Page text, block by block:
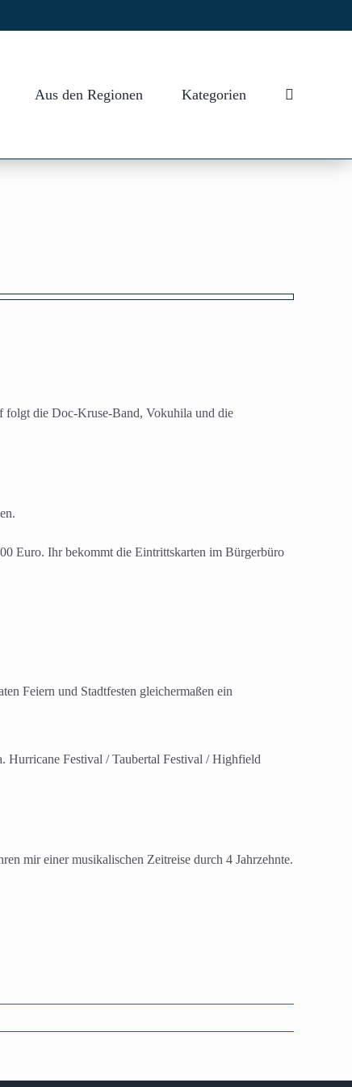
Aus den Regionen Kategorien
folgt die Doc-Kruse-Band, Vokuhila und die
Euro. Ihr bekommt die Eintrittskarten im Bürgerbüro
Feiern und Stadtfesten gleichermaßen ein
Hurricane Festival / Taubertal Festival / Highfield
mir einer musikalischen Zeitreise durch 4 Jahrzehnte.